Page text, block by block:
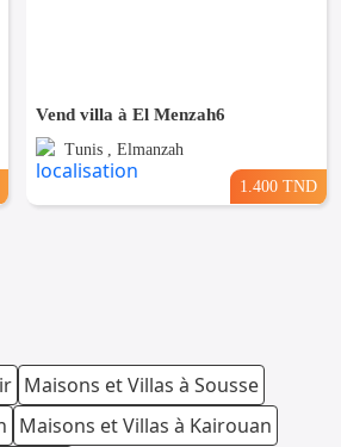
Vend villa à El Menzah6
Tunis , Elmanzah
1.400 TND
Maisons et Villas à Sousse
Maisons et Villas à Kairouan